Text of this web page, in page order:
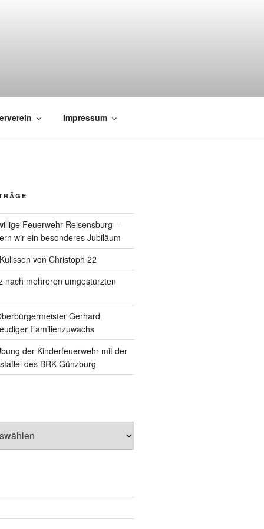
Impressum
Feuerwehr Reisensburg –
wir ein besonderes Jubiläum
von Christoph 22
nach mehreren umgestürzten
Gerhard
Familienzuwachs
der Kinderfeuerwehr mit der
des BRK Günzburg